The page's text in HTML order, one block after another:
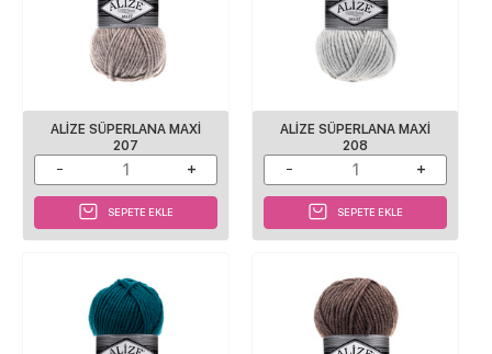
ALİZE SÜPERLANA MAXİ
207
SEPETE EKLE
ALİZE SÜPERLANA MAXİ
208
SEPETE EKLE